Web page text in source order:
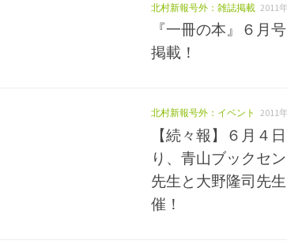
北村新報号外：雑誌掲載 2011
『一冊の本』６月
掲載！
北村新報号外：イベント 2011
【続々報】６月４
り、青山ブックセ
先生と大野隆司先
催！